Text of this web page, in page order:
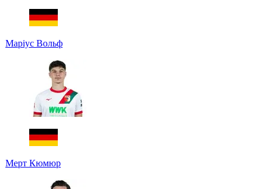
Маріус Вольф
Мерт Кюмюр